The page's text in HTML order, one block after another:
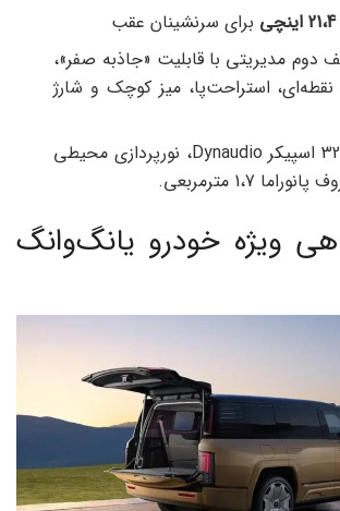
اینچی برای سرنشینان عقب
دوم مدیریتی با قابلیت «جاذبه صفر»،
دارای ماساژ 18 نقطه‌ای، استراحت‌پا، میز کوچک و شارژ
سیستم صوتی 32 اسپیکر Dynaudio، نورپردازی محیطی
ویژه خودرو یانگ‌وانگ